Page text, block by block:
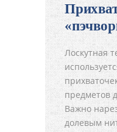
Лоскутная
предметов
Важно
долевым